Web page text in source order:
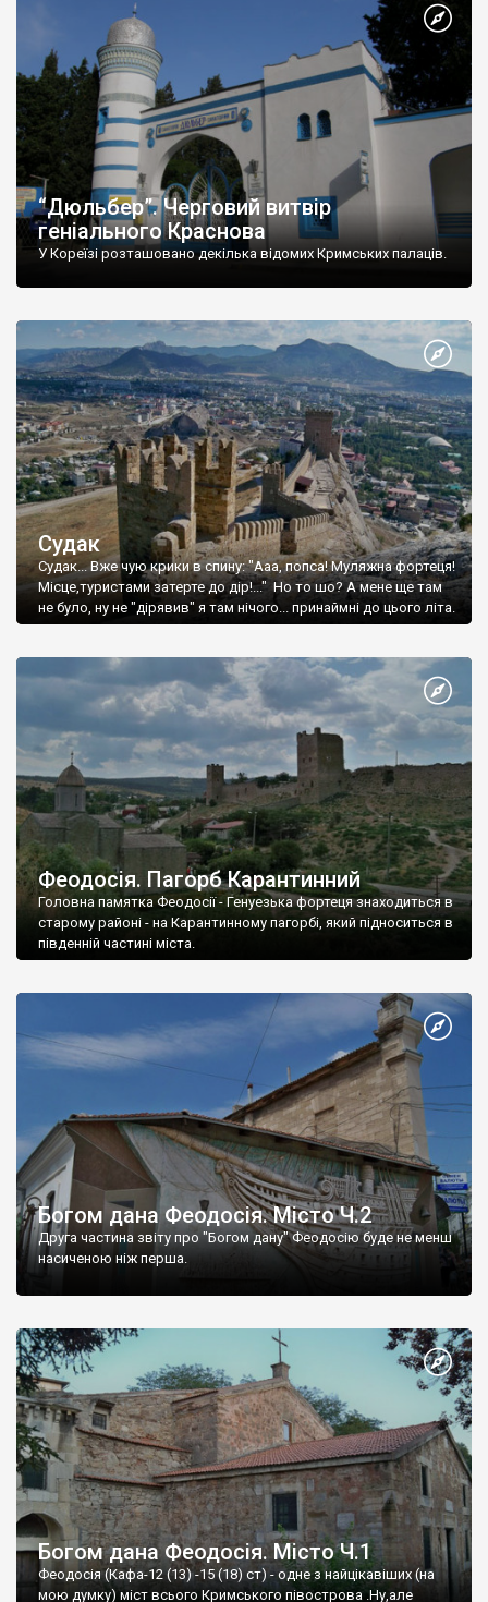
“Дюльбер”. Черговий витвір
геніального Краснова
У Кореїзі розташовано декілька відомих Кримських палаців.
Судак
Судак... Вже чую крики в спину: "Ааа, попса! Муляжна фортеця!
Місце,туристами затерте до дір!..." Но то шо? А мене ще там
не було, ну не "дірявив" я там нічого... принаймні до цього літа.
Феодосія. Пагорб Карантинний
Головна памятка Феодосії - Генуезька фортеця знаходиться в
старому районі - на Карантинному пагорбі, який підноситься в
південній частині міста.
Богом дана Феодосія. Місто Ч.2
Друга частина звіту про "Богом дану" Феодосію буде не менш
насиченою ніж перша.
Богом дана Феодосія. Місто Ч.1
Феодосія (Кафа-12 (13) -15 (18) ст) - одне з найцікавіших (на
мою думку) міст всього Кримського півострова .Ну,але